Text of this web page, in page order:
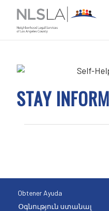
Content
navigation
STAY
Obtener Ayuda
Օգնություն ստանալ